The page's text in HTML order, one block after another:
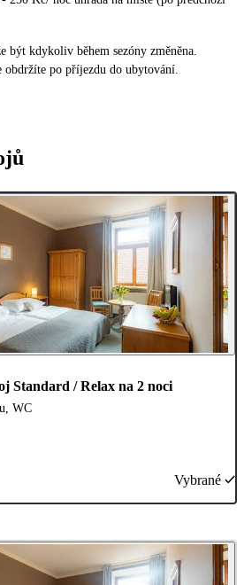
být kdykoliv během sezóny změněna.
po příjezdu do ubytování.
Standard / Relax na 2 noci
WC
Vybrané